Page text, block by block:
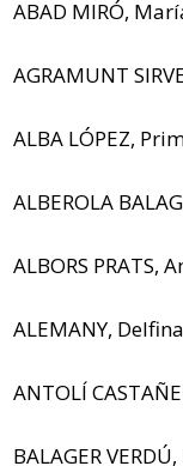
ABAD MIRÓ,
AGRAMUNT
ALBA LÓPEZ,
ALBEROLA
ALBORS PRATS,
ALEMANY, Delfina
ANTOLÍ
BALAGER